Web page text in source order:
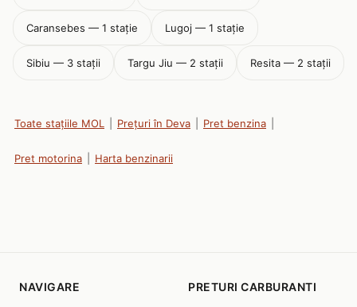
Caransebes — 1 stație Lugoj — 1 stație
Sibiu — 3 stații Targu Jiu — 2 stații Resita — 2 stații
Toate stațiile MOL Prețuri în Deva Pret benzina
Pret motorina Harta benzinarii
NAVIGARE PRETURI CARBURANTI